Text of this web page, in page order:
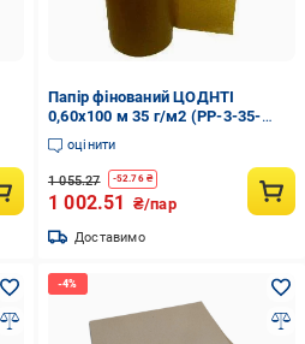
Папір фінований ЦОДНТІ
0,60x100 м 35 г/м2 (PP-3-35-
Р-0.60/100-35-1)
оцінити
1 055.27 -52.76₴
1 002.51 ₴/пар
Доставимо